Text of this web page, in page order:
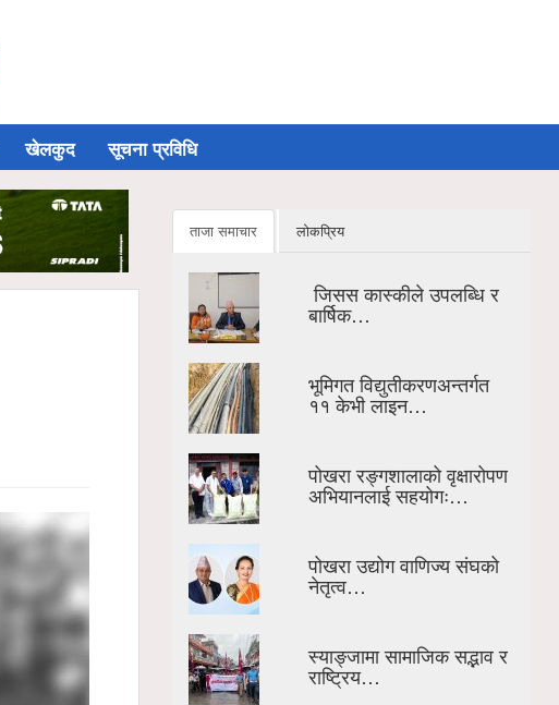
खेलकुद सूचना प्रविधि
ताजा समाचार लोकप्रिय
जिसस कास्कीले उपलब्धि र
बार्षिक…
भूमिगत विद्युतीकरणअन्तर्गत
११ केभी लाइन…
पोखरा रङ्गशालाको वृक्षारोपण
अभियानलाई सहयोगः…
पोखरा उद्योग वाणिज्य संघको
नेतृत्व…
स्याङ्जामा सामाजिक सद्भाव र
राष्ट्रिय…